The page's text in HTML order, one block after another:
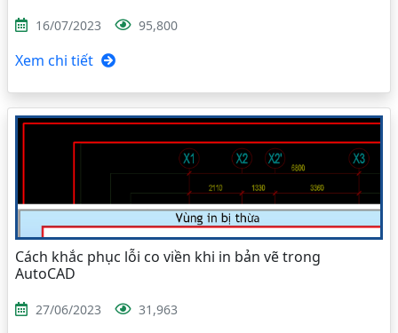
16/07/2023 95,800
Xem chi tiết
Cách khắc phục lỗi co viền khi in bản vẽ trong
AutoCAD
27/06/2023 31,963